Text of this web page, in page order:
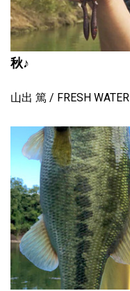
秋♪
山出 篤 FRESH WATER